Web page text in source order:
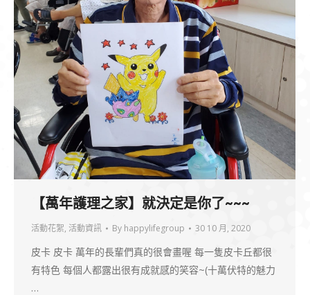
【萬年護理之家】就決定是你了~~~
活動花絮, 活動資訊 By happylifegroup 30 10 月, 2020
皮卡 皮卡 萬年的長輩們真的很會畫喔 每一隻皮卡丘都很
有特色 每個人都露出很有成就感的笑容~(十萬伏特的魅力
…